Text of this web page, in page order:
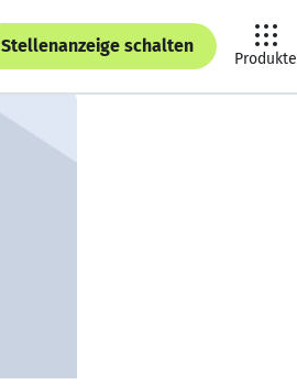
Stellenanzeige schalten
Produkte